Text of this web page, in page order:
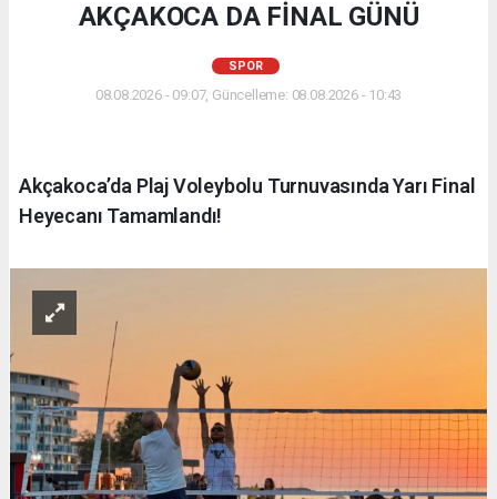
AKÇAKOCA DA FİNAL GÜNÜ
SPOR
08.08.2026 - 09:07, Güncelleme: 08.08.2026 - 10:43
Akçakoca’da Plaj Voleybolu Turnuvasında Yarı Final
Heyecanı Tamamlandı!